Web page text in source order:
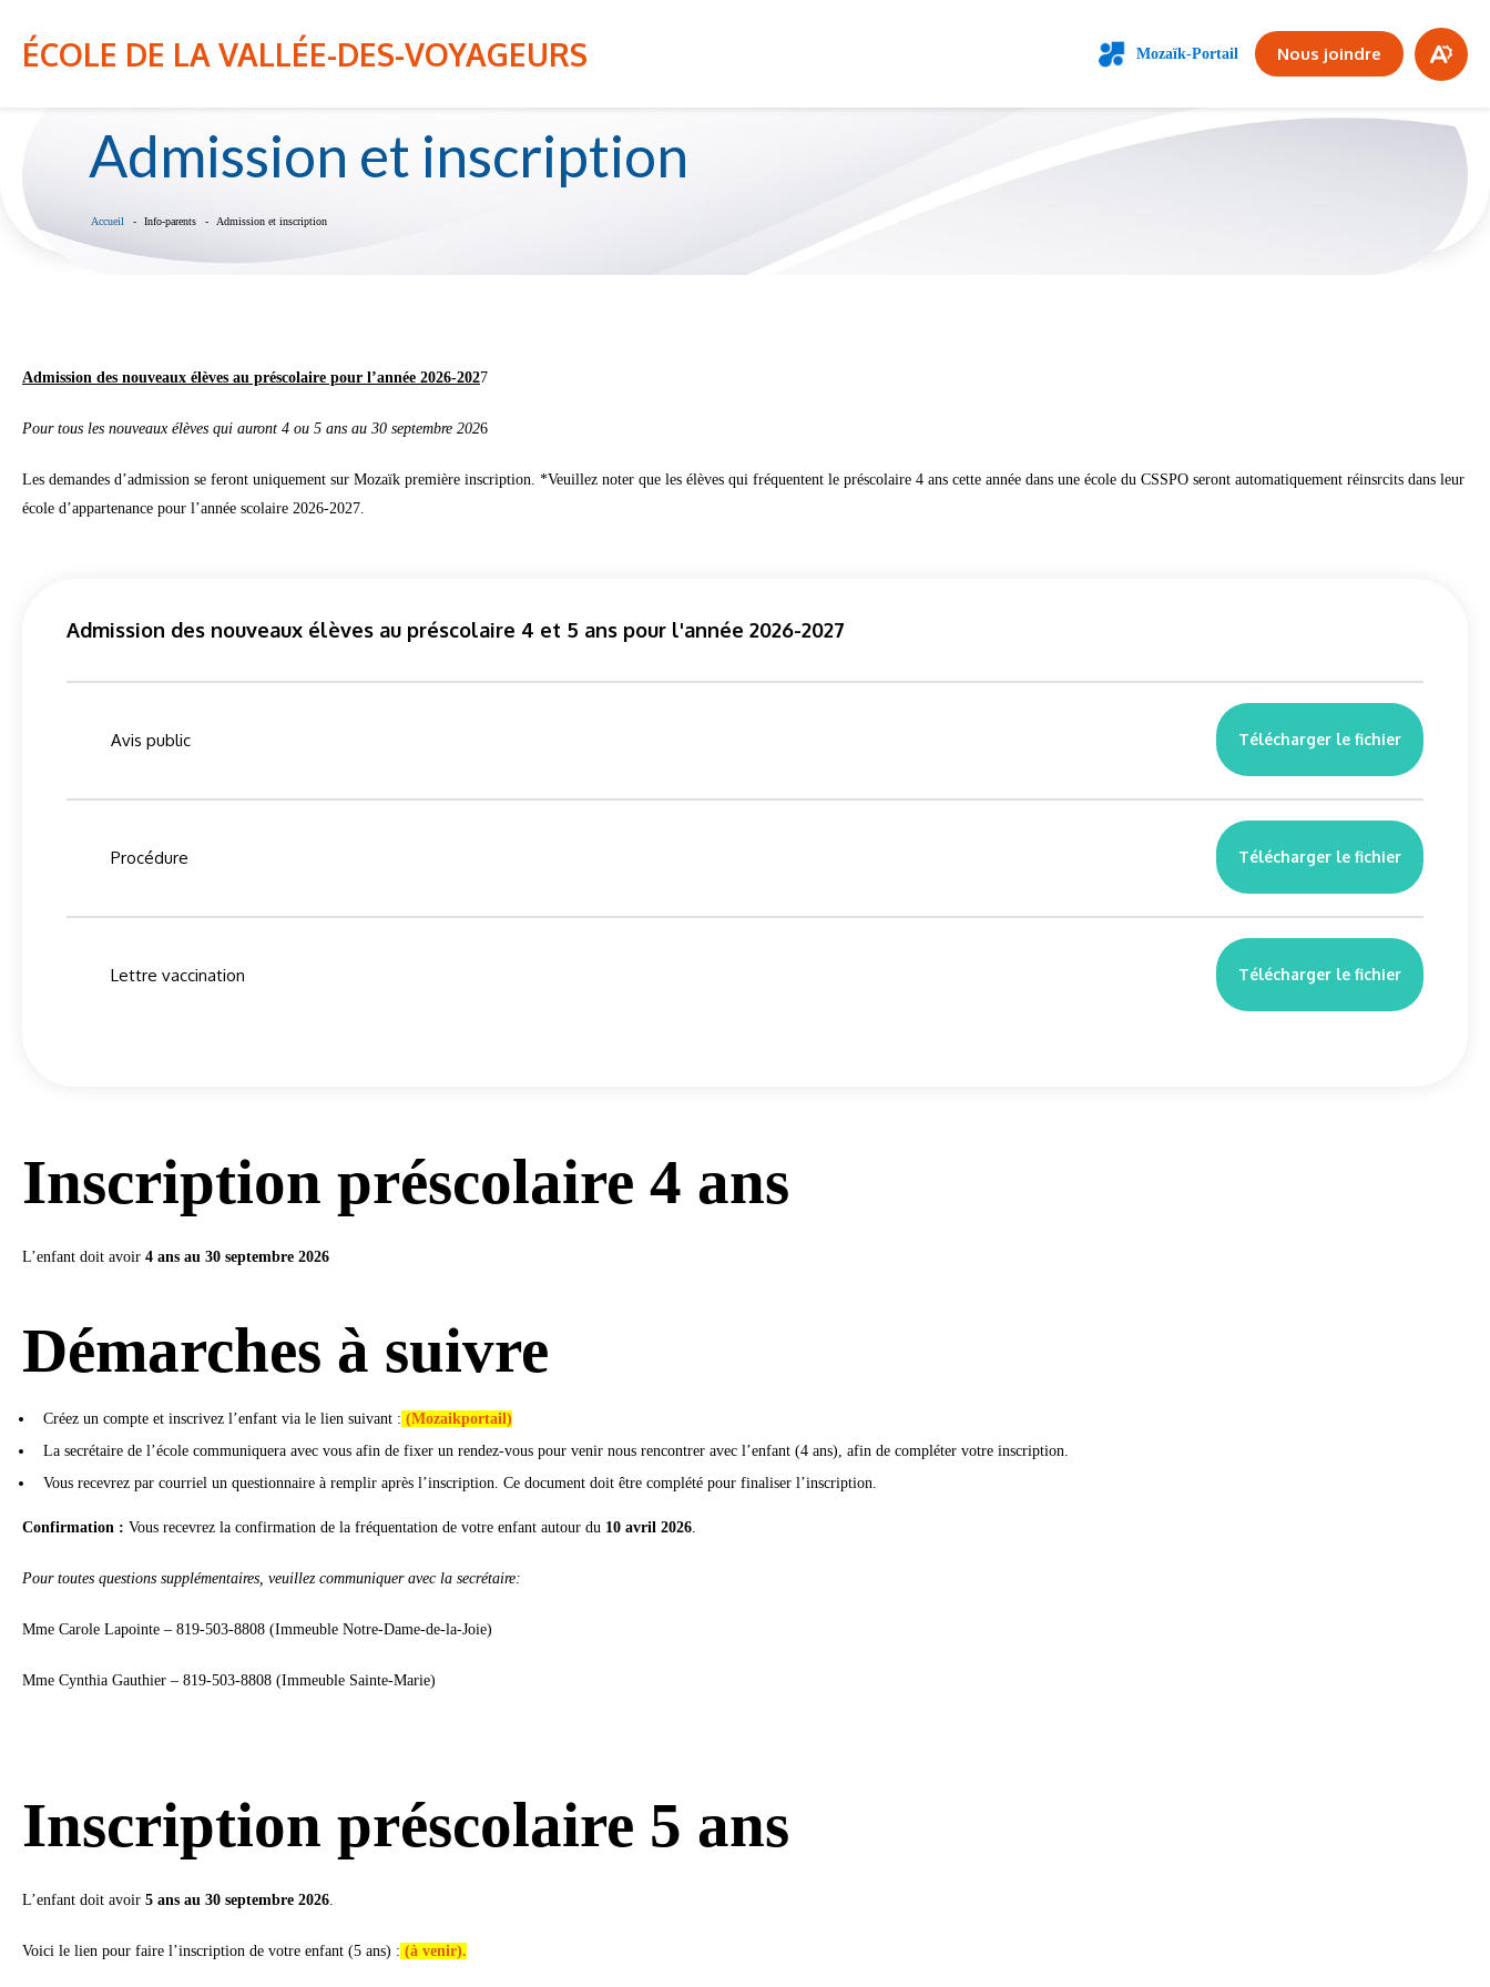
ÉCOLE DE LA VALLÉE-DES-VOYAGEURS Mozaïk-Portail Nous joindre
Ouvrir
la la
NOTRE ÉCOLE INFO-PARENTS VIE SCOLAIRE
Admission et inscription
Accueil Info-parents Admission et inscription
Admission des nouveaux élèves au préscolaire pour l’année 2026-2027
Pour tous les nouveaux élèves qui auront 4 ou 5 ans au 30 septembre 2026
Les demandes d’admission se feront uniquement sur Mozaïk première inscription. *Veuillez noter que les élèves qui fréquentent le préscolaire 4 ans cette année dans une école du CSSPO seront automatiquement réinsrcits dans leur
école d’appartenance pour l’année scolaire 2026-2027.
Admission des nouveaux élèves au préscolaire 4 et 5 ans pour l'année 2026-2027
Avis public Télécharger le fichier
Procédure Télécharger le fichier
Lettre vaccination Télécharger le fichier
Inscription préscolaire 4 ans
L’enfant doit avoir 4 ans au 30 septembre 2026
Démarches à suivre
Créez un compte et inscrivez l’enfant via le lien suivant : (Mozaikportail)
La secrétaire de l’école communiquera avec vous afin de fixer un rendez-vous pour venir nous rencontrer avec l’enfant (4 ans), afin de compléter votre inscription.
Vous recevrez par courriel un questionnaire à remplir après l’inscription. Ce document doit être complété pour finaliser l’inscription.
Confirmation : Vous recevrez la confirmation de la fréquentation de votre enfant autour du 10 avril 2026.
Pour toutes questions supplémentaires, veuillez communiquer avec la secrétaire:
Mme Carole Lapointe – 819-503-8808 (Immeuble Notre-Dame-de-la-Joie)
Mme Cynthia Gauthier – 819-503-8808 (Immeuble Sainte-Marie)
Inscription préscolaire 5 ans
L’enfant doit avoir 5 ans au 30 septembre 2026.
Voici le lien pour faire l’inscription de votre enfant (5 ans) : (à venir).